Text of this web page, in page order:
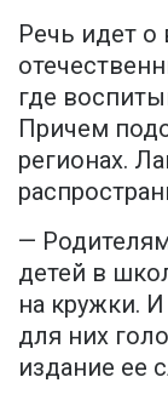
Речь идет о
где
Причем
регионах.
—
детей в
на кружки.
для них
издание ее